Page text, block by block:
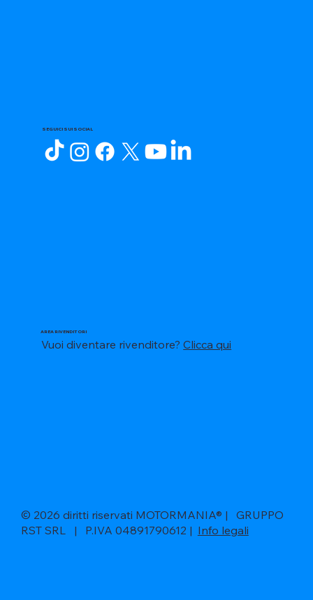
SEGUICI SUI SOCIAL
AREA RIVENDITORI
Vuoi diventare rivenditore?Clicca qui
© 2026 diritti riservati MOTORMANIA® | GRUPPO
RST SRL | P.IVA 04891790612 | Info legali